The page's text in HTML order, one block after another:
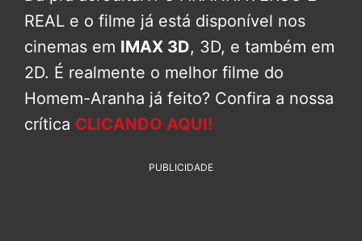
REAL e o filme já está disponível nos
cinemas em IMAX 3D, 3D, e também em
2D. É realmente o melhor filme do
Homem-Aranha já feito? Confira a nossa
crítica CLICANDO AQUI!
PUBLICIDADE